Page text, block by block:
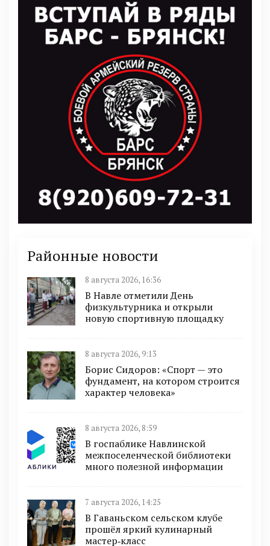
Районные новости
8 августа 2026, 16:36
В Навле отметили День
физкультурника и открыли
новую спортивную площадку
8 августа 2026, 9:13
Борис Сидоров: «Спорт — это
фундамент, на котором строится
характер человека»
8 августа 2026, 8:59
В госпаблике Навлинской
межпоселенческой библиотеки
много полезной информации
7 августа 2026, 14:25
В Гаваньском сельском клубе
прошёл яркий кулинарный
мастер‑класс